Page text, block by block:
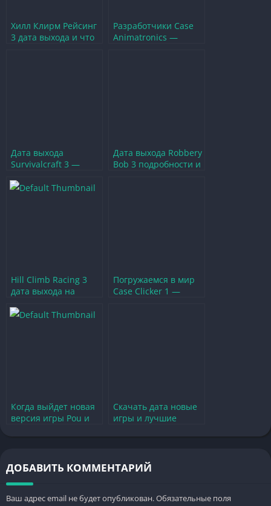
Хилл Клирм Рейсинг
3 дата выхода и что
Разработчики Case
Animatronics —
Дата выхода
Survivalcraft 3 —
продолжение
Дата выхода Robbery
Bob 3 подробности и
Hill Climb Racing 3
дата выхода на
Погружаемся в мир
Case Clicker 1 —
Когда выйдет новая
версия игры Pou и
Скачать дата новые
игры и лучшие
ДОБАВИТЬ КОММЕНТАРИЙ
Ваш адрес email не будет опубликован.Обязательные поля